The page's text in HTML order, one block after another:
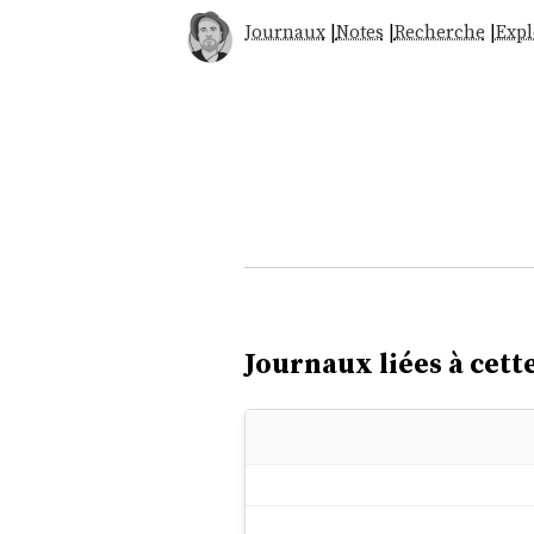
Journaux|Notes |Recherche |
Journaux liées à